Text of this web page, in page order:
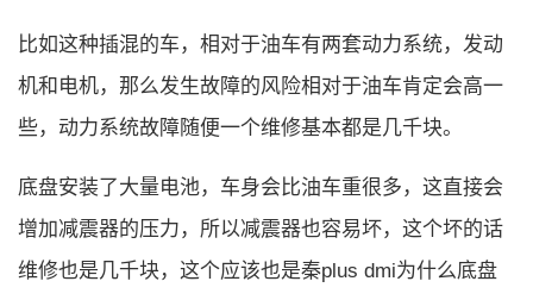
比如这种插混的车，相对于油车有两套动力系统，发动
机和电机，那么发生故障的风险相对于油车肯定会高一
些，动力系统故障随便一个维修基本都是几千块。
底盘安装了大量电池，车身会比油车重很多，这直接会
增加减震器的压力，所以减震器也容易坏，这个坏的话
维修也是几千块，这个应该也是秦plus dmi为什么底盘